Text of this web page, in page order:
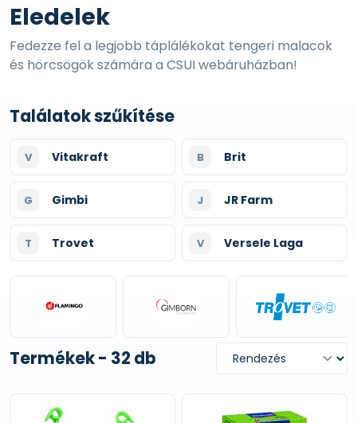
Eledelek
Fedezze fel a legjobb táplálékokat tengeri malacok
és hörcsögök számára a CSUI webáruházban!
Találatok szűkítése
V Vitakraft B Brit
G Gimbi J JR Farm
T Trovet V Versele Laga
Termékek - 32 db